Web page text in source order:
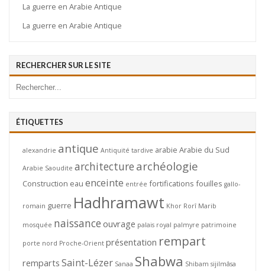
La guerre en Arabie Antique
La guerre en Arabie Antique
RECHERCHER SUR LE SITE
ÉTIQUETTES
alexandrie antique Antiquité tardive arabie Arabie du Sud
Arabie Saoudite architecture archéologie
Construction eau enceinte entrée fortifications fouilles gallo-
romain guerre Hadhramawt Khor Rorî Marib
mosquée naissance ouvrage palais royal palmyre patrimoine
porte nord Proche-Orient présentation rempart
remparts Saint-Lézer Sanaa Shabwa Shibam sijilmâsa